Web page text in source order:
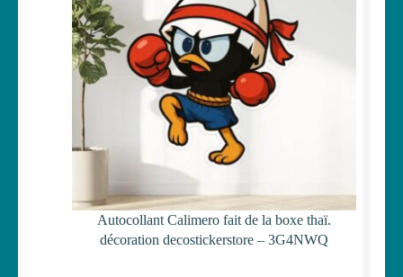
Autocollant Calimero fait de la boxe thaï.
décoration decostickerstore – 3G4NWQ